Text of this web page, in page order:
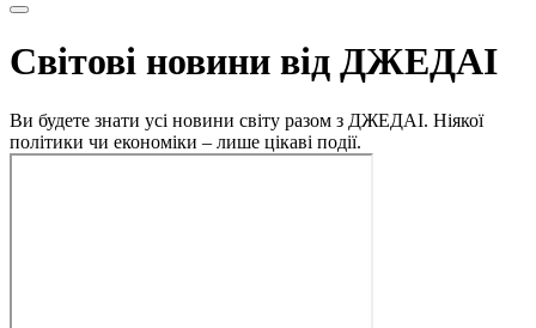
Світові новини від ДЖЕДАІ
Ви будете знати усі новини світу разом з ДЖЕДАІ. Ніякої
політики чи економіки – лише цікаві події.